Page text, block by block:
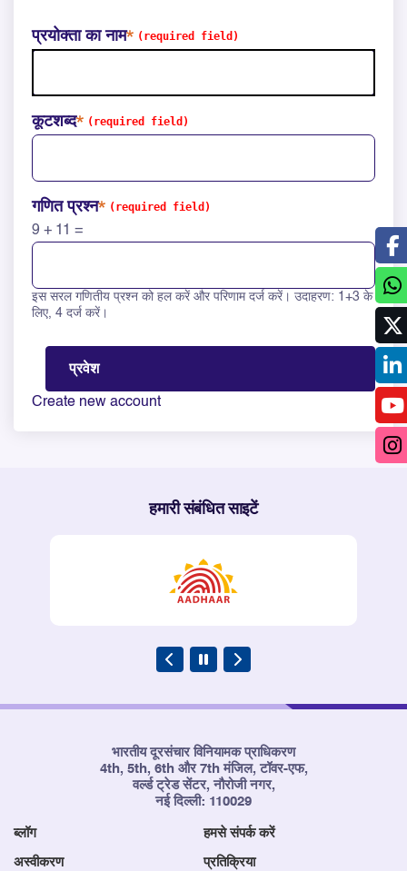
प्रयोक्ता का नाम
कूटशब्द
गणित प्रश्न
9 + 11 =
Solve this math question: 9 + 11 =
इस सरल गणितीय प्रश्न को हल करें और परिणाम दर्ज करें। उदाहरण: 1+3 के
लिए, 4 दर्ज करें।
Create new account
हमारी संबंधित साइटें
भारतीय दूरसंचार विनियामक प्राधिकरण
4th, 5th, 6th और 7th मंजिल, टॉवर-एफ,
वर्ल्ड ट्रेड सेंटर, नौरोजी नगर,
नई दिल्ली: 110029
ब्लॉग हमसे संपर्क करें
अस्वीकरण प्रतिक्रिया